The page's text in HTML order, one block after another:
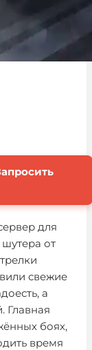
для
от
свежие
а
Главная
боях,
время